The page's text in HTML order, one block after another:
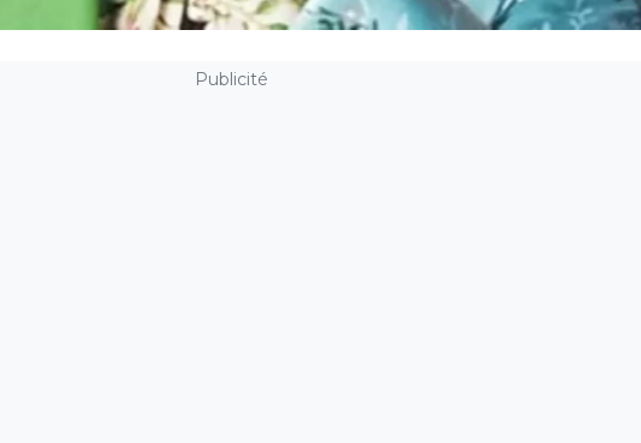
Publicité